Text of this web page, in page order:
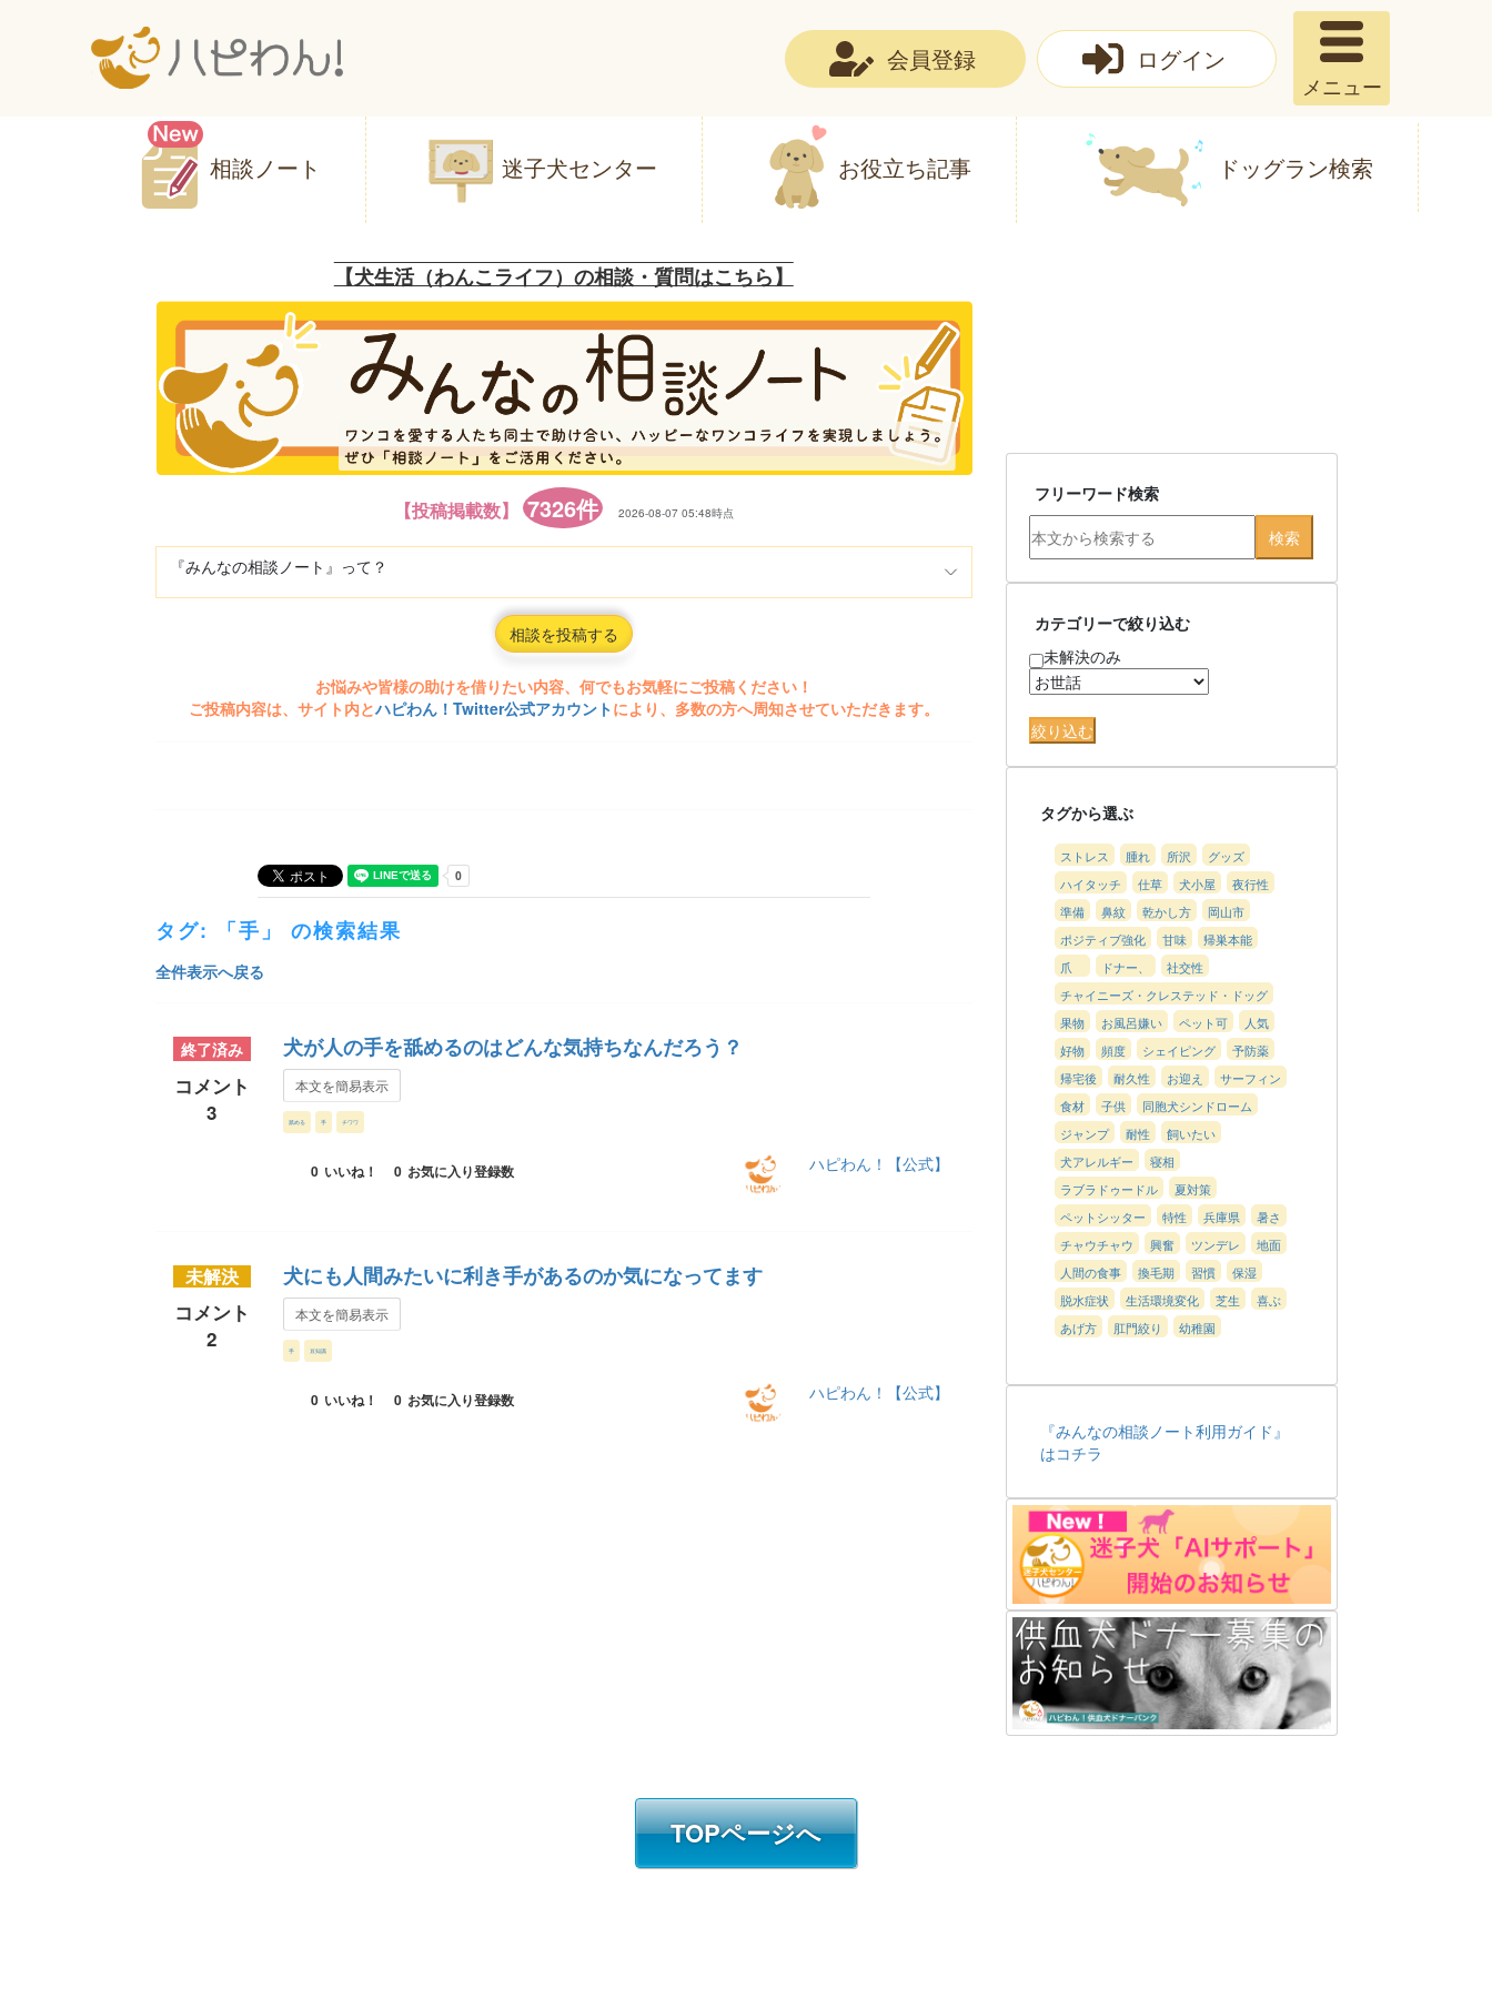
会員登録 ログイン
メニュー
相談ノート 迷子犬センター お役立ち記事 ドッグラン検索
【犬生活（わんこライフ）の相談・質問はこちら】
【投稿掲載数】 7326件 2026-08-07 05:48時点
『みんなの相談ノート』って？
相談を投稿する
お悩みや皆様の助けを借りたい内容、何でもお気軽にご投稿ください！
ご投稿内容は、サイト内とハピわん！Twitter公式アカウントにより、多数の方へ周知させていただきます。
タグ: 「手」 の検索結果
全件表示へ戻る
終了済み
コメント
3
犬が人の手を舐めるのはどんな気持ちなんだろう？
本文を簡易表示
舐める 手 チワワ
0 いいね！ 0 お気に入り登録数 ハピわん！【公式】
未解決
コメント
2
犬にも人間みたいに利き手があるのか気になってます
本文を簡易表示
手 豆知識
0 いいね！ 0 お気に入り登録数 ハピわん！【公式】
フリーワード検索
カテゴリーで絞り込む
未解決のみ
タグから選ぶ
ストレス 腫れ 所沢
グッズ
ハイタッチ
仕草 犬小屋
夜行性
準備
鼻紋 乾かし方
岡山市
ポジティブ強化
甘味
帰巣本能
爪
ドナー、
社交性
チャイニーズ・クレステッド・ドッグ
果物
お風呂嫌い ペット可
人気
好物
頻度 シェイピング
予防薬
帰宅後
耐久性 お迎え
サーフィン
食材
子供
同胞犬シンドローム
ジャンプ
耐性
飼いたい
犬アレルギー
寝相
ラブラドゥードル
夏対策
ペットシッター
特性 兵庫県
暑さ
チャウチャウ
興奮 ツンデレ
地面
人間の食事
換毛期 習慣
保湿
脱水症状
生活環境変化 芝生
喜ぶ
あげ方
肛門絞り 幼稚園
『みんなの相談ノート利用ガイド』
はコチラ
TOPページへ